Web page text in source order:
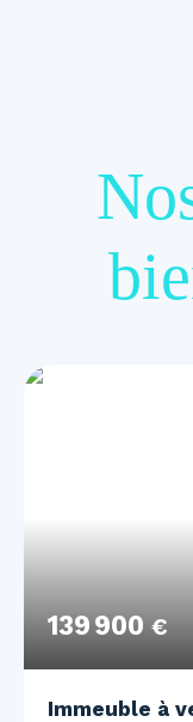
139 900 €
Immeuble à